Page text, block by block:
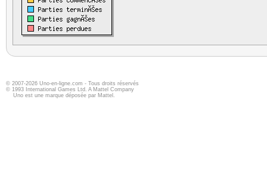
© 2007-2026 Uno-en-ligne.com - Tous droits réservés
© 1993 International Games Ltd. A Mattel Company
Uno est une marque déposée par Mattel.